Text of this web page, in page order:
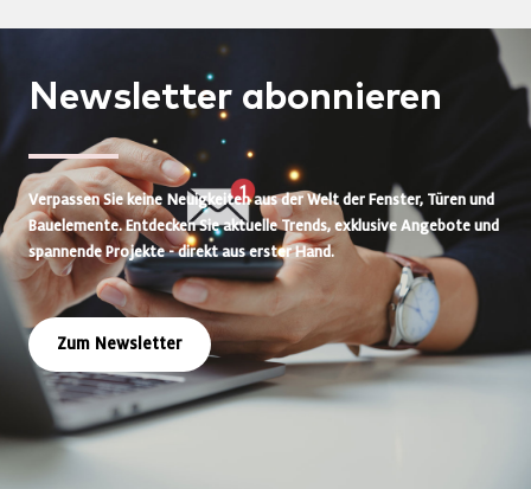
Newsletter abonnieren
Verpassen Sie keine Neuigkeiten aus der Welt der Fenster, Türen und
Bauelemente. Entdecken Sie aktuelle Trends, exklusive Angebote und
spannende Projekte - direkt aus erster Hand.
Zum Newsletter